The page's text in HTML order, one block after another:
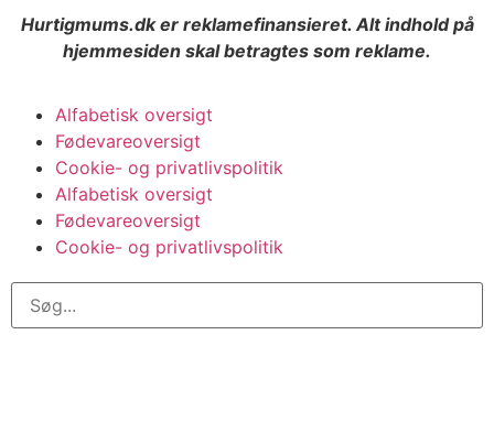
Hurtigmums.dk er reklamefinansieret. Alt indhold på
hjemmesiden skal betragtes som reklame.
Alfabetisk oversigt
Fødevareoversigt
Cookie- og privatlivspolitik
Alfabetisk oversigt
Fødevareoversigt
Cookie- og privatlivspolitik